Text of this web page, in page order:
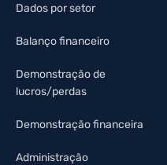
Dados por setor
Balanço financeiro
Demonstração de
lucros/perdas
Demonstração financeira
Administração